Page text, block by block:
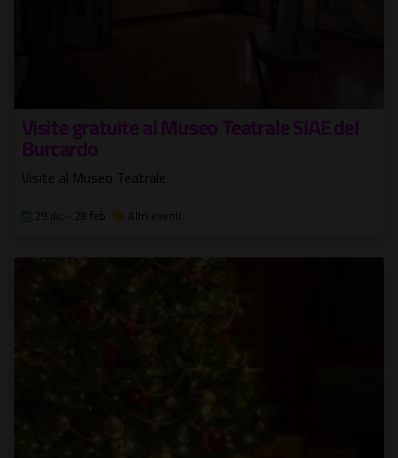
Visite gratuite al Museo Teatrale SIAE del
Burcardo
Visite al Museo Teatrale
29 dic - 28 feb Altri eventi